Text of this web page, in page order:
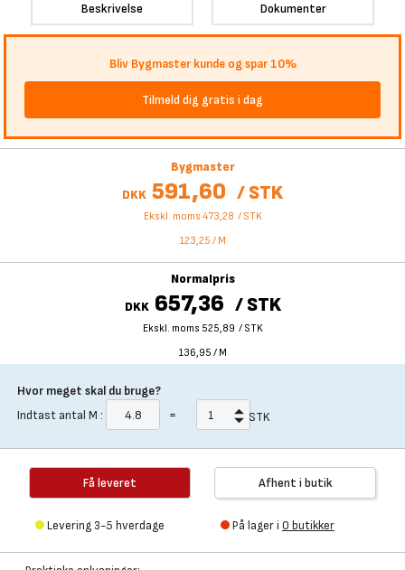
Beskrivelse Dokumenter
Bliv Bygmaster kunde og spar 10%
Tilmeld dig gratis i dag
Bygmaster
DKK 591,60 /STK
Ekskl. moms 473,28 / STK
123,25 / M
Normalpris
DKK 657,36 / STK
Ekskl. moms 525,89 / STK
136,95 / M
Hvor meget skal du bruge?
Indtast antal M : = STK
Få leveret
Levering 3-5 hverdage
Afhent i butik
På lager i 0 butikker